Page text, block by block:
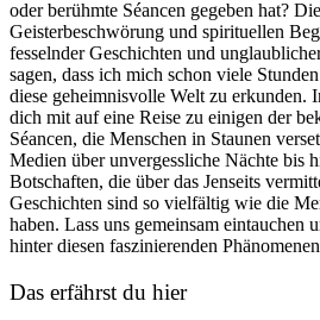
oder berühmte Séancen gegeben hat?
Geisterbeschwörung und spirituellen
fesselnder Geschichten und
sagen, dass ich mich schon viele
diese geheimnisvolle Welt zu erkunden.
dich mit auf eine Reise zu einigen der
Séancen, die Menschen in Staunen
Medien über unvergessliche Nächte bis
Botschaften, die über das Jenseits
Geschichten sind so vielfältig wie die
haben. Lass uns gemeinsam eintauchen
hinter diesen faszinierenden
Das erfährst du hier